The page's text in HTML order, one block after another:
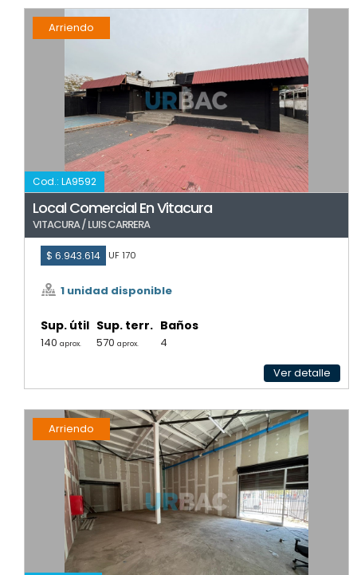
Arriendo
Cod.: LA9592
Local Comercial En Vitacura
VITACURA / LUIS CARRERA
$ 6.943.614 UF 170
1 unidad disponible
Sup. útil
140 aprox.
Sup. terr.
570aprox.
Baños
4
Ver detalle
Arriendo